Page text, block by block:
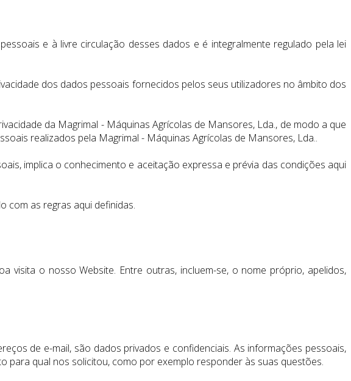
e à livre circulação desses dados e é integralmente regulado pela lei
dos dados pessoais fornecidos pelos seus utilizadores no âmbito dos
da Magrimal - Máquinas Agrícolas de Mansores, Lda., de modo a que
realizados pela Magrimal - Máquinas Agrícolas de Mansores, Lda..
implica o conhecimento e aceitação expressa e prévia das condições aqui
com as regras aqui definidas.
visita o nosso Website. Entre outras, incluem-se, o nome próprio, apelidos,
de e-mail, são dados privados e confidenciais. As informações pessoais,
para qual nos solicitou, como por exemplo responder às suas questões.